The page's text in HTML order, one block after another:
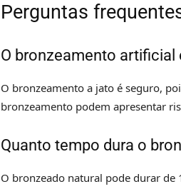
Perguntas
O bronzeamento artificial
O bronzeamento a jato é seguro,
bronzeamento podem apresentar
Quanto tempo dura o
O bronzeado natural pode durar de